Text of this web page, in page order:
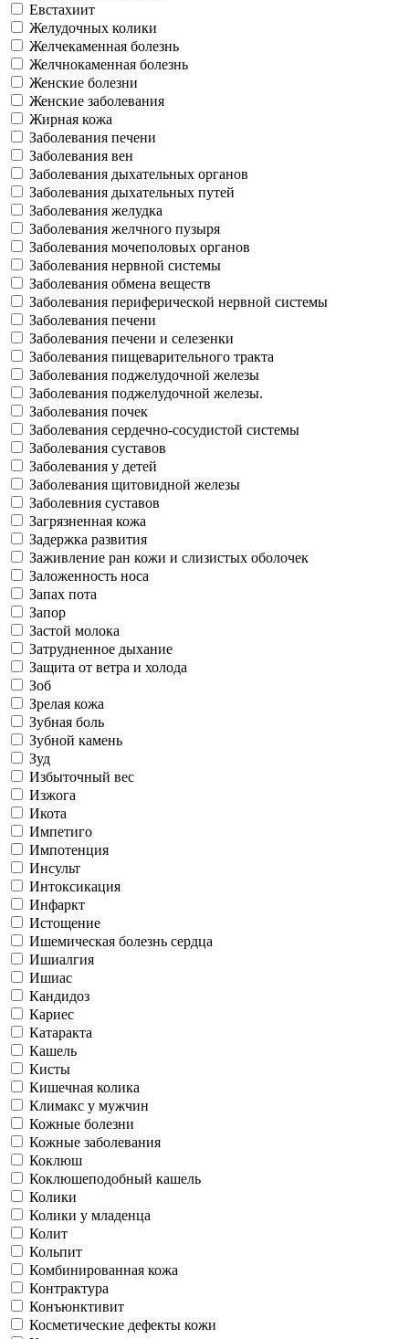
Евстахиит
Желудочных колики
Желчекаменная болезнь
Желчнокаменная болезнь
Женские болезни
Женские заболевания
Жирная кожа
Заболевания печени
Заболевания вен
Заболевания дыхательных органов
Заболевания дыхательных путей
Заболевания желудка
Заболевания желчного пузыря
Заболевания мочеполовых органов
Заболевания нервной системы
Заболевания обмена веществ
Заболевания периферической нервной системы
Заболевания печени
Заболевания печени и селезенки
Заболевания пищеварительного тракта
Заболевания поджелудочной железы
Заболевания поджелудочной железы.
Заболевания почек
Заболевания сердечно-сосудистой системы
Заболевания суставов
Заболевания у детей
Заболевания щитовидной железы
Заболевния суставов
Загрязненная кожа
Задержка развития
Заживление ран кожи и слизистых оболочек
Заложенность носа
Запах пота
Запор
Застой молока
Затрудненное дыхание
Защита от ветра и холода
Зоб
Зрелая кожа
Зубная боль
Зубной камень
Зуд
Избыточный вес
Изжога
Икота
Импетиго
Импотенция
Инсульт
Интоксикация
Инфаркт
Истощение
Ишемическая болезнь сердца
Ишиалгия
Ишиас
Кандидоз
Кариес
Катаракта
Кашель
Кисты
Кишечная колика
Климакс у мужчин
Кожные болезни
Кожные заболевания
Коклюш
Коклюшеподобный кашель
Колики
Колики у младенца
Колит
Кольпит
Комбинированная кожа
Контрактура
Конъюнктивит
Косметические дефекты кожи